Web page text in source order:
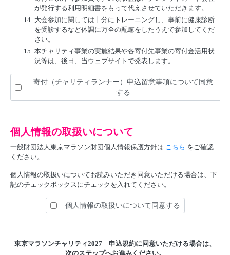
が発行する利用明細書をもって代えさせていただきます。
14. 大会参加に関しては十分にトレーニングし、事前に健康診断
を受診するなど体調に万全の配慮をしたうえで参加してくだ
さい。
15. 本チャリティ事業の実施結果や各寄付先事業の寄付金活用状
況等は、後日、当ウェブサイトで発表します。
寄付（チャリティランナー）申込留意事項について同意
する
個人情報の取扱いについて
一般財団法人東京マラソン財団個人情報保護方針は こちら をご確認
ください。
個人情報の取扱いについてお読みいただき同意いただける場合は、下
記のチェックボックスにチェックを入れてください。
個人情報の取扱いについて同意する
東京マラソンチャリティ2027 申込規約に同意いただける場合は、
次のステップへお進みください。